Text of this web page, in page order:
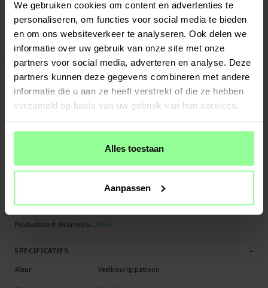
We gebruiken cookies om content en advertenties te
personaliseren, om functies voor social media te bieden
en om ons websiteverkeer te analyseren. Ook delen we
informatie over uw gebruik van onze site met onze
partners voor social media, adverteren en analyse. Deze
partners kunnen deze gegevens combineren met andere
informatie die u aan ze heeft verstrekt of die ze hebben
verzameld op basis van uw gebruik van hun services.
Alles toestaan
Aanpassen
Veilig betalen met Klarna of Paypal
Art number:51722
PRODUCTBESCHRIJVING
Milanese bandje voor Apple Watch Series 4-6 40mm. Het bandje is gemaakt van
gepolijst roestvrij staal en straalt een exclusieve uitstraling en gevoel uit. De
magnetische sluiting maakt het eenvoudig om de band perfect aan te passen
- Verstelbare lengte die past op elke pols
Productsoort: Milanees b... Meer
SPECIFICATIES -
Kleur Veelkleurig/patroon